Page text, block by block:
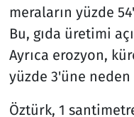
meraların yüzde
Bu, gıda üretimi
Ayrıca erozyon,
yüzde 3'üne
Öztürk, 1